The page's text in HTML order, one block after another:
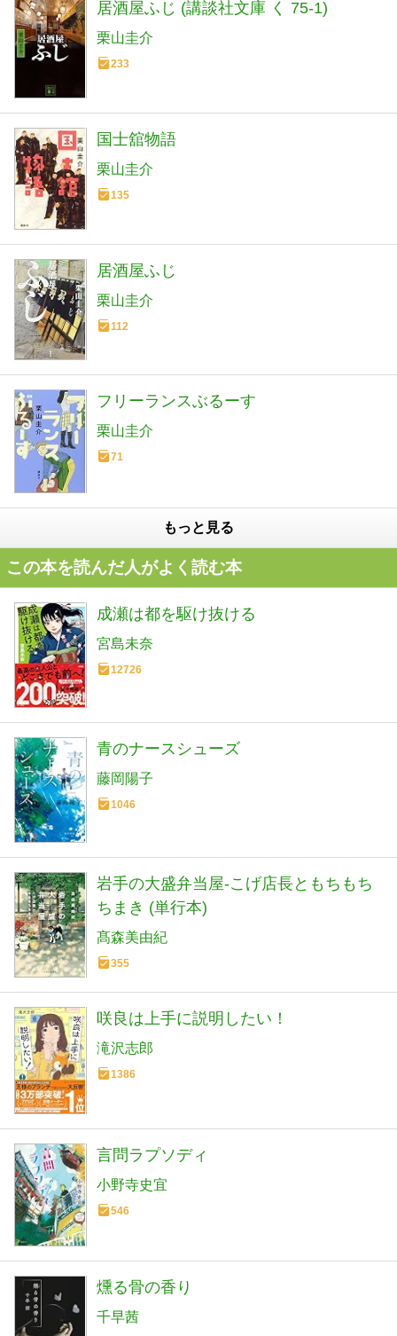
居酒屋ふじ (講談社文庫 く 75-1)
栗山圭介
233
国士舘物語
栗山圭介
135
居酒屋ふじ
栗山圭介
112
フリーランスぶるーす
栗山圭介
71
もっと見る
この本を読んだ人がよく読む本
成瀬は都を駆け抜ける
宮島未奈
12726
青のナースシューズ
藤岡陽子
1046
岩手の大盛弁当屋-こげ店長ともちもち
ちまき (単行本)
髙森美由紀
355
咲良は上手に説明したい！
滝沢志郎
1386
言問ラプソディ
小野寺史宜
546
燻る骨の香り
千早茜